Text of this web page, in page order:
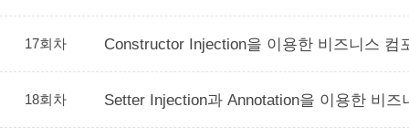
17회차 Constructor Injection을 이용한 비즈니스 컴
18회차 Setter Injection과 Annotation을 이용한 비